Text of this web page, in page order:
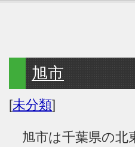
旭市
[未分類]
旭市は千葉県の